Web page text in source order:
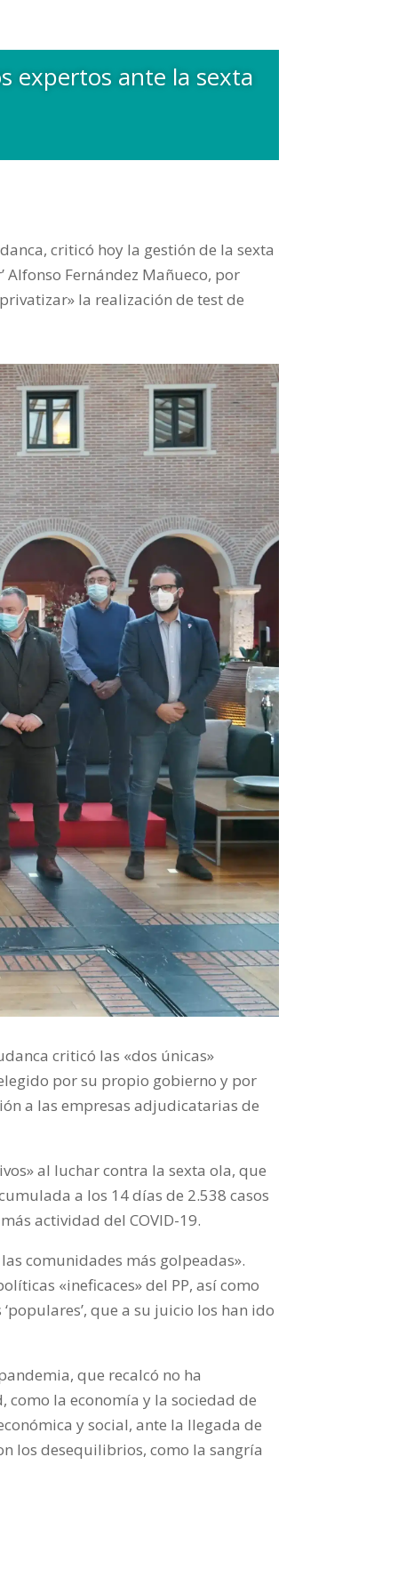
expertos ante la sexta
criticó hoy la gestión de la sexta
Alfonso Fernández Mañueco, por
la realización de test de
criticó las «dos únicas»
por su propio gobierno y por
a las empresas adjudicatarias de
al luchar contra la sexta ola, que
a los 14 días de 2.538 casos
actividad del COVID-19.
comunidades más golpeadas».
«ineficaces» del PP, así como
que a su juicio los han ido
que recalcó no ha
la economía y la sociedad de
y social, ante la llegada de
los desequilibrios, como la sangría